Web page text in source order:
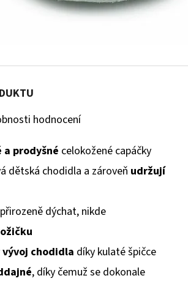
hodnocení
a prodyšné celokožené capáčky
dětská chodidla a zároveň udržují
dýchat, nikde
chodidla díky kulaté špičce
, díky čemuž se dokonale